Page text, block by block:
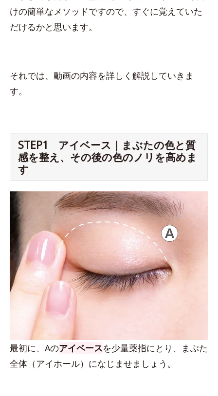
けの簡単なメソッドですので、すぐに覚えていた
だけるかと思います。
それでは、動画の内容を詳しく解説していきま
す。
STEP1 アイベース｜まぶたの色と質
感を整え、その後の色のノリを高めま
す
最初に、Aのアイベースを少量薬指にとり、まぶた
全体（アイホール）になじませましょう。